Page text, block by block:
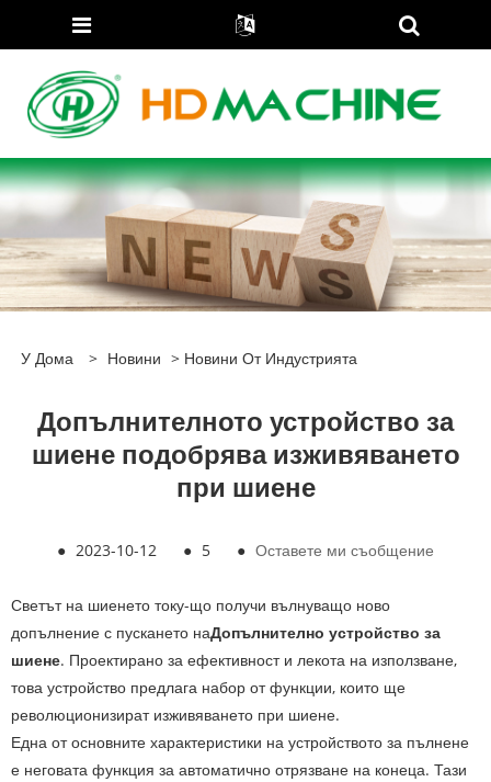
У Дома > Новини > Новини От Индустрията
Допълнителното устройство за
шиене подобрява изживяването
при шиене
● 2023-10-12 ● 5 ● Оставете ми съобщение
Светът на шиенето току-що получи вълнуващо ново
допълнение с пускането наДопълнително устройство за
шиене. Проектирано за ефективност и лекота на използване,
това устройство предлага набор от функции, които ще
революционизират изживяването при шиене.
Една от основните характеристики на устройството за пълнене
е неговата функция за автоматично отрязване на конеца. Тази